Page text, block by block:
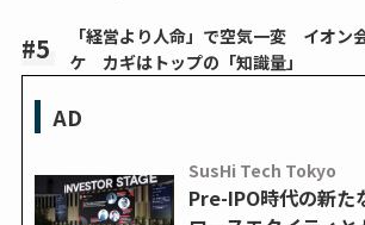
「経営より人命」で空気一変 イオン
ケ カギはトップの「知識量」
AD
SusHi Tech Tokyo
Pre-IPO時代の新た